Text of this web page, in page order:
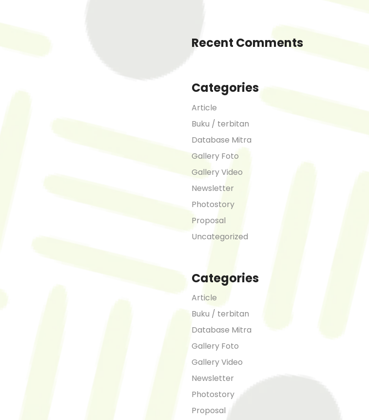
Recent Comments
Categories
Article
Buku / terbitan
Database Mitra
Gallery Foto
Gallery Video
Newsletter
Photostory
Proposal
Uncategorized
Categories
Article
Buku / terbitan
Database Mitra
Gallery Foto
Gallery Video
Newsletter
Photostory
Proposal